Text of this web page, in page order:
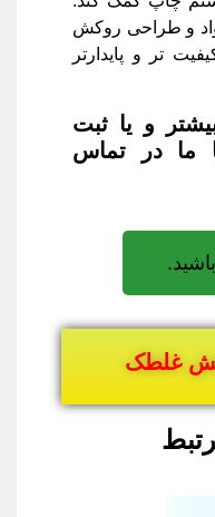
و طراحی روکش
‌تر و پایدارتر
و یا ثبت
ما در تماس
غلطک